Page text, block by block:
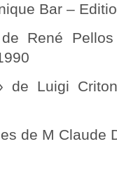
Bar –
René
Luigi
de M Claude